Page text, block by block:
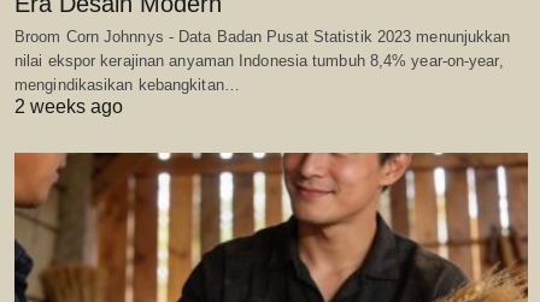
Broom Corn Johnnys - Data Badan Pusat Statistik 2023 menunjukkan
nilai ekspor kerajinan anyaman Indonesia tumbuh 8,4% year-on-year,
mengindikasikan kebangkitan…
2 weeks ago